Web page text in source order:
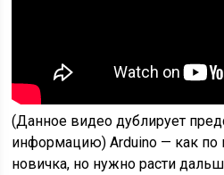
(Данное видео дублирует
информацию) Arduino — как по
новичка, но нужно расти